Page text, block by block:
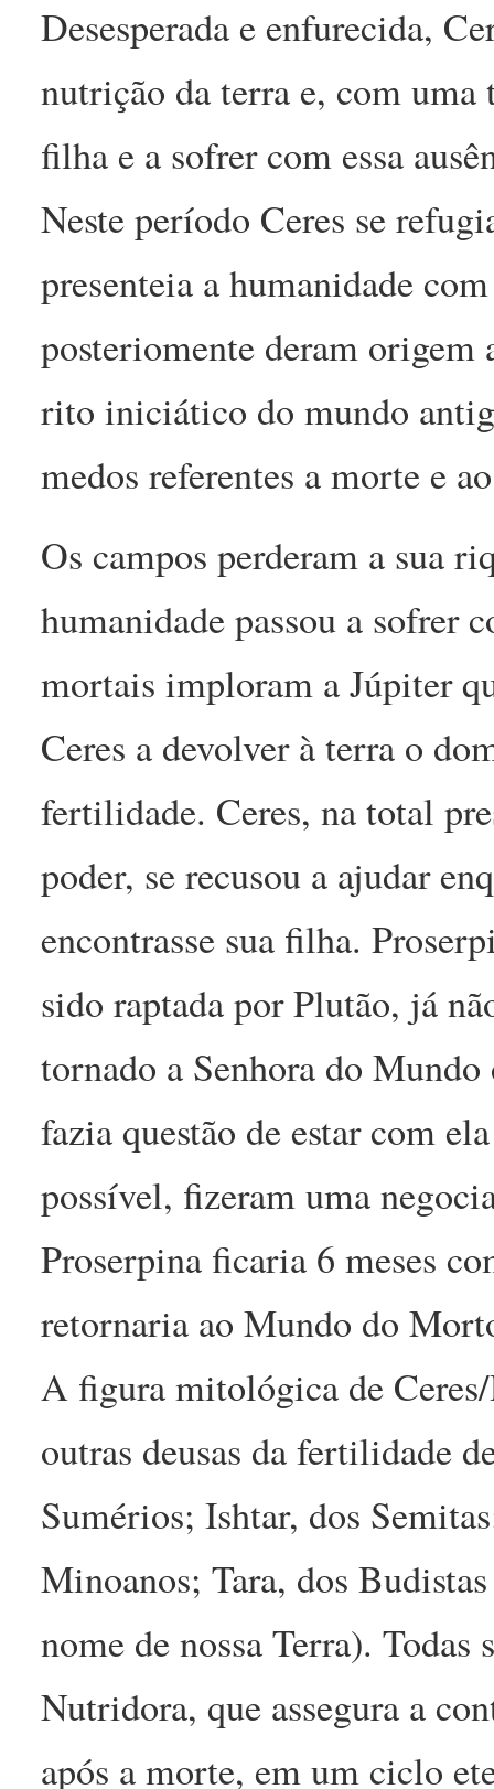
Desesperada e enfurecida,
nutrição da terra e, com uma
filha e a sofrer com essa
Neste período Ceres se
presenteia a humanidade
posteriomente deram
rito iniciático do mundo
medos referentes a morte e
Os campos perderam a sua
humanidade passou a sofrer
mortais imploram a Júpiter
Ceres a devolver à terra o
fertilidade. Ceres, na total
poder, se recusou a ajudar
encontrasse sua filha.
sido raptada por Plutão, já
tornado a Senhora do
fazia questão de estar com
possível, fizeram uma
Proserpina ficaria 6 meses
retornaria ao Mundo do
A figura mitológica de
outras deusas da fertilidade
Sumérios; Ishtar, dos
Minoanos; Tara, dos
nome de nossa Terra).
Nutridora, que assegura a
após a morte, em um ciclo